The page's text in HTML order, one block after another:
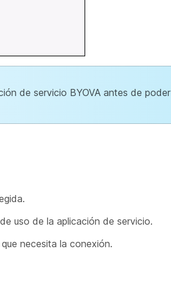
de servicio BYOVA antes de poder
uso de la aplicación de servicio.
necesita la conexión.